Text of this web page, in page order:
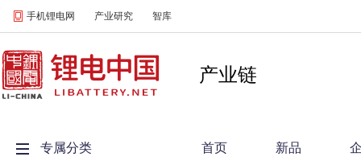
手机锂电网 产业研究 智库
产业链
专属分类 首页 新品